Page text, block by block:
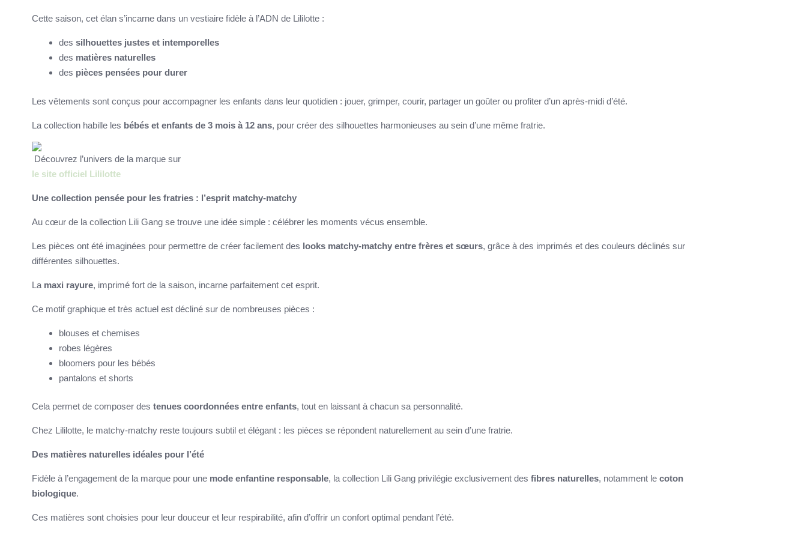
Cette saison, cet élan s’incarne dans un vestiaire fidèle à l’ADN de Lililotte :
des silhouettes justes et intemporelles
des matières naturelles
des pièces pensées pour durer
Les vêtements sont conçus pour accompagner les enfants dans leur quotidien : jouer, grimper, courir, partager un goûter ou profiter d’un après-midi d’été.
La collection habille les bébés et enfants de 3 mois à 12 ans, pour créer des silhouettes harmonieuses au sein d’une même fratrie.
Découvrez l’univers de la marque sur
le site officiel Lililotte
Une collection pensée pour les fratries : l’esprit matchy-matchy
Au cœur de la collection Lili Gang se trouve une idée simple : célébrer les moments vécus ensemble.
Les pièces ont été imaginées pour permettre de créer facilement des looks matchy-matchy entre frères et sœurs, grâce à des imprimés et des couleurs déclinés sur
différentes silhouettes.
La maxi rayure, imprimé fort de la saison, incarne parfaitement cet esprit.
Ce motif graphique et très actuel est décliné sur de nombreuses pièces :
blouses et chemises
robes légères
bloomers pour les bébés
pantalons et shorts
Cela permet de composer des tenues coordonnées entre enfants, tout en laissant à chacun sa personnalité.
Chez Lililotte, le matchy-matchy reste toujours subtil et élégant : les pièces se répondent naturellement au sein d’une fratrie.
Des matières naturelles idéales pour l’été
Fidèle à l’engagement de la marque pour une mode enfantine responsable, la collection Lili Gang privilégie exclusivement des fibres naturelles, notamment le coton
biologique.
Ces matières sont choisies pour leur douceur et leur respirabilité, afin d’offrir un confort optimal pendant l’été.